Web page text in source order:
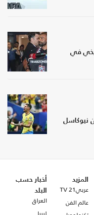
في
نيوكاسل
المزيد
عربي21 TV
عالم الفن
أخبار حسب
البلد
العراق